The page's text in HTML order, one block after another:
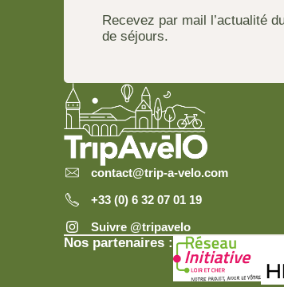
Recevez par mail l’actualité
de séjours.
contact@trip-a-velo.com
+33 (0) 6 32 07 01 19
Suivre @tripavelo
Nos partenaires :